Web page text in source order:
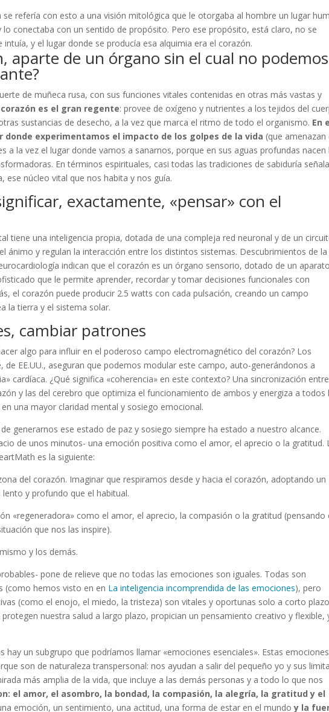
se refería con esto a una visión mitológica que le otorgaba al hombre un lugar
conectaba con un sentido de propósito. Pero ese propósito, está claro, no se
y el lugar donde se producía esa alquimia era el corazón.
aparte de un órgano sin el cual no podemos
de muñeca rusa, con sus funciones vitales contenidas en otras más vastas y
es el gran regente: provee de oxígeno y nutrientes a los tejidos del
sustancias de desecho, a la vez que marca el ritmo de todo el organismo. En
donde experimentamos el impacto de los golpes de la vida (que amenazan
a la vez el lugar donde vamos a sanarnos, porque en sus aguas profundas nacen
En términos espirituales, casi todas las tradiciones de sabiduría
ese núcleo vital que nos habita y nos guía.
exactamente, «pensar» con el
tiene una inteligencia propia, dotada de una compleja red neuronal y de un
ánimo y regulan la interacción entre los distintos sistemas. Descubrimientos de la
indican que el corazón es un órgano sensorio, dotado de un
que le permite aprender, recordar y tomar decisiones funcionales con
el corazón puede producir 2.5 watts con cada pulsación, creando un campo
la tierra y el sistema solar.
cambiar patrones
algo para influir en el poderoso campo electromagnético del corazón? Los
EE.UU., aseguran que podemos modular este campo, auto-generándonos a
cardíaca. ¿Qué significa «coherencia» en este contexto? Una sincronización
y las del cerebro que optimiza el funcionamiento de ambos y energiza a todos
una mayor claridad mental y sosiego emocional.
generarnos ese estado de paz y sosiego siempre ha estado a nuestro alcance.
de unos minutos- una emoción positiva como el amor, el aprecio o la gratitud.
es la siguiente:
del corazón. Imaginar que respiramos desde y hacia el corazón, adoptando un
y profundo que el habitual.
«regeneradora» como el amor, el aprecio, la compasión o la gratitud (pensando
que nos las inspire).
y los demás.
pone de relieve que no todas las emociones son iguales. Todas son
(como hemos visto en en La inteligencia incomprendida de las emociones), pero
(como el enojo, el miedo, la tristeza) son vitales y oportunas solo a corto
nuestra salud a largo plazo, propician un pensamiento creativo y flexible,
hay un subgrupo que podríamos llamar «emociones esenciales». Estas
son de naturaleza transpersonal: nos ayudan a salir del pequeño yo y sus
más amplia de la vida, que incluye a las demás personas y a todo lo que nos
el amor, el asombro, la bondad, la compasión, la alegría, la gratitud y el
emoción, un sentimiento, una actitud, una forma de estar en el mundoy la